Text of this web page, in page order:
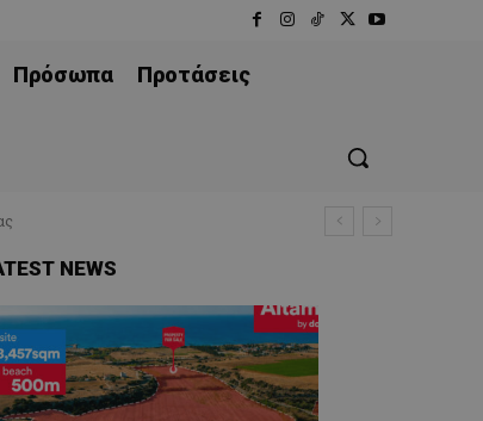
Πρόσωπα
Προτάσεις
NEWS